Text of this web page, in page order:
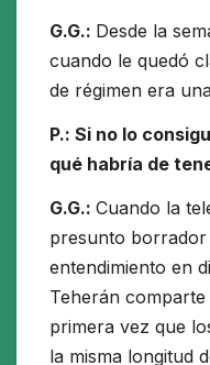
G.G.: Desde la
cuando le quedó
de régimen era
P.: Si no lo
qué habría de
G.G.: Cuando la
presunto borrador
entendimiento en
Teherán
primera vez que
la misma longitud